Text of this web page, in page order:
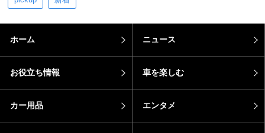
ホーム ニュース
お役立ち情報 車を楽しむ
カー用品 エンタメ